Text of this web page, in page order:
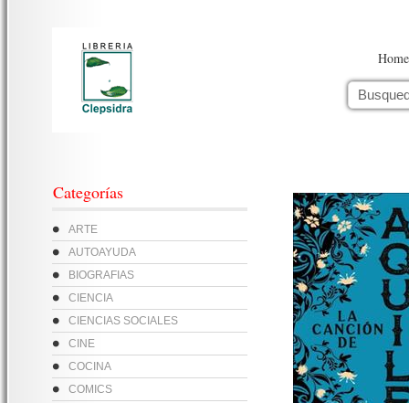
Home
Categorías
ARTE
AUTOAYUDA
BIOGRAFIAS
CIENCIA
CIENCIAS SOCIALES
CINE
COCINA
COMICS